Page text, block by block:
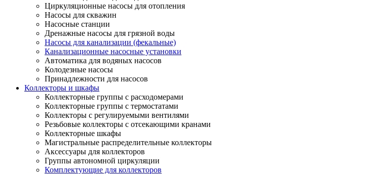
Циркуляционные насосы для отопления
Насосы для скважин
Насосные станции
Дренажные насосы для грязной воды
Насосы для канализации (фекальные)
Канализационные насосные установки
Автоматика для водяных насосов
Колодезные насосы
Принадлежности для насосов
Коллекторы и шкафы
Коллекторные группы с расходомерами
Коллекторные группы с термостатами
Коллекторы с регулируемыми вентилями
Резьбовые коллекторы с отсекающими кранами
Коллекторные шкафы
Магистральные распределительные коллекторы
Аксессуары для коллекторов
Группы автономной циркуляции
Комплектующие для коллекторов